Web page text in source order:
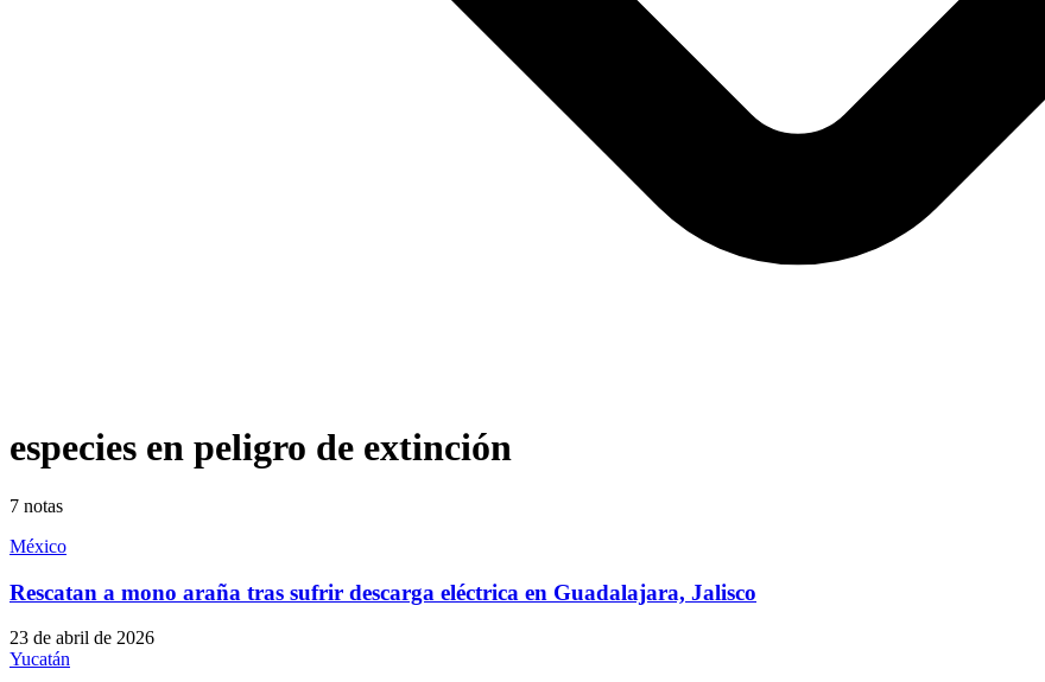
especies en peligro de extinción
7 notas
México
Rescatan a mono araña tras sufrir descarga eléctrica en Guadalajara, Jalisco
23 de abril de 2026
Yucatán